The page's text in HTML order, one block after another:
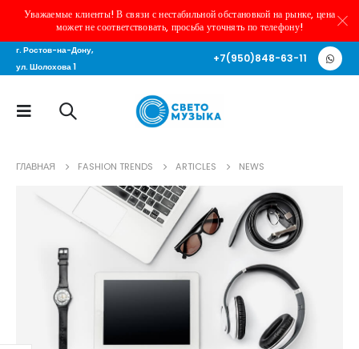
Уважаемые клиенты! В связи с нестабильной обстановкой на рынке, цена
может не соответствовать, просьба уточнять по телефону!
г. Ростов-на-Дону,
ул. Шолохова 1
+7(950)848-63-11
ГЛАВНАЯ FASHION TRENDS ARTICLES NEWS